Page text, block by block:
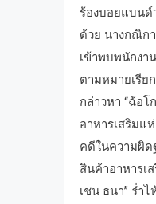
ร้องบอยแบนด์
ด้วย นางกณิก
เข้าพบพนักงา
ตามหมายเรีย
กล่าวหา “ฉ้อโ
อาหารเสริมแ
คดีในความผิด
สินค้าอาหารเ
เชน ธนา” ร่ำ